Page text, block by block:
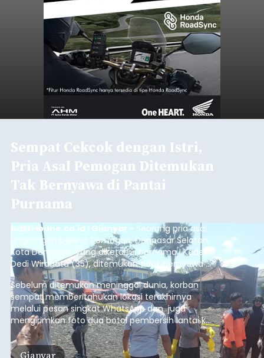
Sempat Cekcok dengan Istri,
Pria Asal Pemogan Ditemukan
Tak Bernyawa di Pantai
Purnama
balitribune.co.id I Gianyar - Seorang pria asal
Lingkungan Dalem, Pemogan, Denpasar Selatan,
Kota Denpasar, yang diketahui bernama I Kadek
Dedi Wiranata (35), ditemukan tidak bernyawa di
pesisir Pantai Purnama, Sukawati.
Sebelum ditemukan meninggal dunia, korban
sempat memberitahukan lokasi terakhirnya
melalui pesan singkat WhatsApp dan juga
mengirimkan foto dua botol pembersih lantai ke
istrinya.
Gianyar